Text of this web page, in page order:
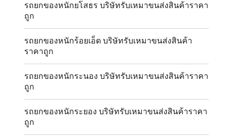
รถยกของหนักยโสธร บริษัทรับเหมาขนส่งสินค้าราคา
ถูก
รถยกของหนักร้อยเอ็ด บริษัทรับเหมาขนส่งสินค้า
ราคาถูก
รถยกของหนักระนอง บริษัทรับเหมาขนส่งสินค้าราคา
ถูก
รถยกของหนักระยอง บริษัทรับเหมาขนส่งสินค้าราคา
ถูก